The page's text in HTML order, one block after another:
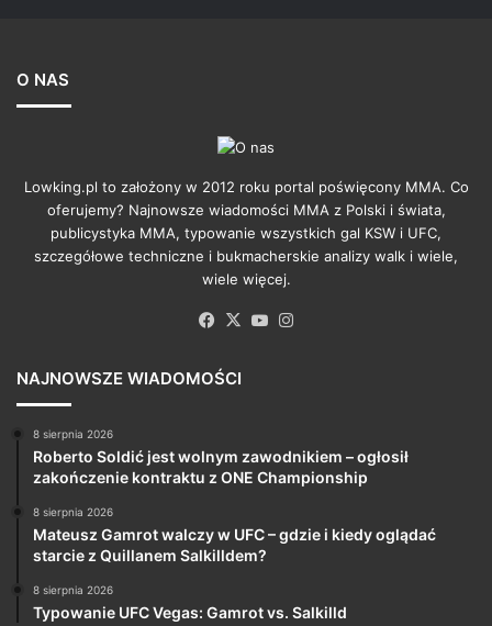
O NAS
Lowking.pl to założony w 2012 roku portal poświęcony MMA. Co
oferujemy? Najnowsze wiadomości MMA z Polski i świata,
publicystyka MMA, typowanie wszystkich gal KSW i UFC,
szczegółowe techniczne i bukmacherskie analizy walk i wiele,
wiele więcej.
Facebook
X YouTube
NAJNOWSZE WIADOMOŚCI
8 sierpnia 2026
Roberto Soldić jest wolnym zawodnikiem – ogłosił
zakończenie kontraktu z ONE Championship
8 sierpnia 2026
Mateusz Gamrot walczy w UFC – gdzie i kiedy oglądać
starcie z Quillanem Salkilldem?
8 sierpnia 2026
Typowanie UFC Vegas: Gamrot vs. Salkilld